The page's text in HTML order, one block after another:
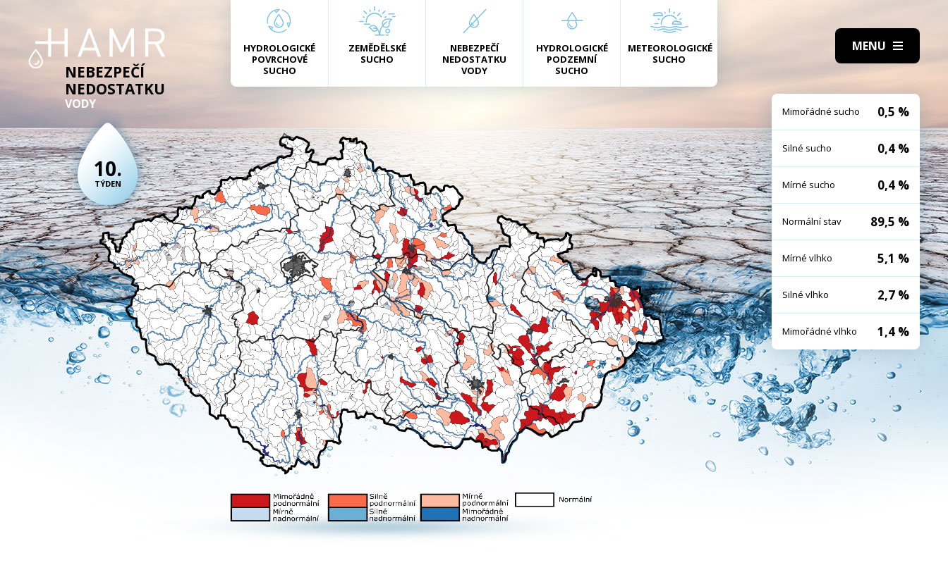
HYDROLOGICKÉ
POVRCHOVÉ
SUCHO
ZEMĚDĚLSKÉ
SUCHO
NEBEZPEČÍ
NEDOSTATKU
VODY
HYDROLOGICKÉ
PODZEMNÍ
SUCHO
METEOROLOGICKÉ
SUCHO
NEBEZPEČÍ
NEDOSTATKU
VODY
10.
TÝDEN
Mimořádné sucho 0,5 %
Silné sucho 0,4 %
Mírné sucho 0,4 %
Normální stav 89,5 %
Mírné vlhko 5,1 %
Silné vlhko 2,7 %
Mimořádné vlhko 1,4 %